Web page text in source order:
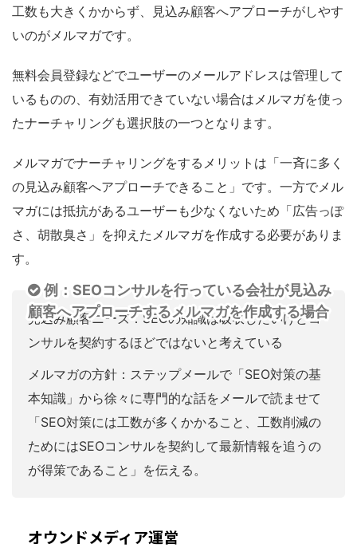
工数も大きくかからず、見込み顧客へアプローチがしやす
いのがメルマガです。
無料会員登録などでユーザーのメールアドレスは管理して
いるものの、有効活用できていない場合はメルマガを使っ
たナーチャリングも選択肢の一つとなります。
メルマガでナーチャリングをするメリットは「一斉に多く
の見込み顧客へアプローチできること」です。一方でメル
マガには抵抗があるユーザーも少なくないため「広告っぽ
さ、胡散臭さ」を抑えたメルマガを作成する必要がありま
す。
例：SEOコンサルを行っている会社が見込み
顧客へアプローチするメルマガを作成する場合
見込み顧客ニーズ：SEOの知識は吸収したいけどコ
ンサルを契約するほどではないと考えている
メルマガの方針：ステップメールで「SEO対策の基
本知識」から徐々に専門的な話をメールで読ませて
「SEO対策には工数が多くかかること、工数削減の
ためにはSEOコンサルを契約して最新情報を追うの
が得策であること」を伝える。
オウンドメディア運営